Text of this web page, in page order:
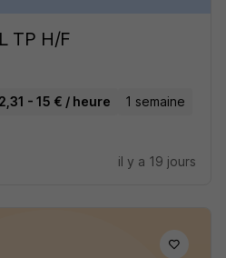
TP H/F
- 15 € / heure 1 semaine
il y a 19 jours